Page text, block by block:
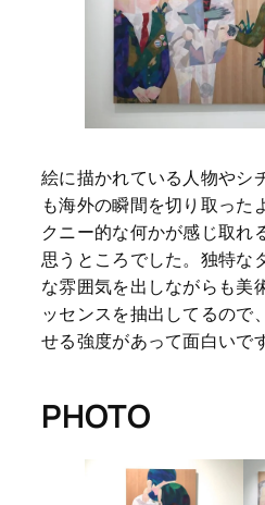
絵に描かれている人物やシ
も海外の瞬間を切り取った
クニー的な何かが感じ取れ
思うところでした。独特な
な雰囲気を出しながらも美
ッセンスを抽出してるので
せる強度があって面白いです
PHOTO